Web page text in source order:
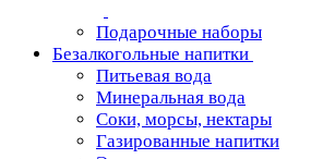
Подарочные наборы
Безалкогольные напитки
Питьевая вода
Минеральная вода
Соки, морсы, нектары
Газированные напитки